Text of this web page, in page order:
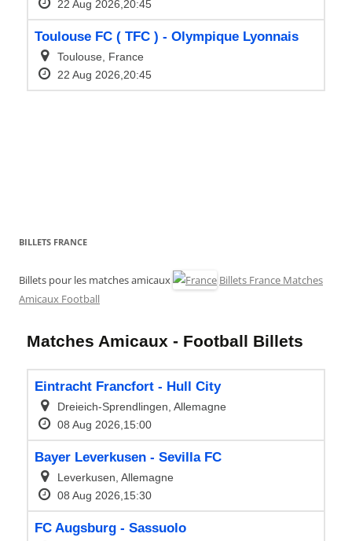
BILLETS FRANCE
Billets pour les matches amicaux
Billets France Matches
Amicaux Football